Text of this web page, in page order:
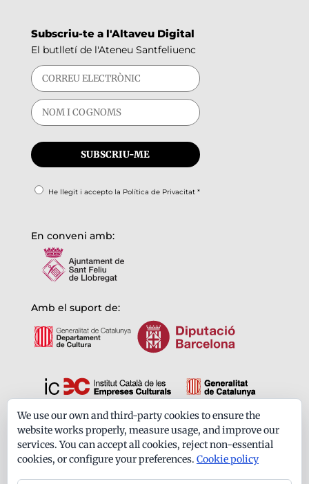
Subscriu-te a l'Altaveu Digital
El butlletí de l'Ateneu Santfeliuenc
He llegit i accepto la Política de Privacitat*
En conveni amb:
Amb el suport de:
Formem part de:
We use our own and third-party cookies to ensure the
website works properly, measure usage, and improve our
services. You can accept all cookies, reject non-essential
cookies, or configure your preferences. Cookie policy